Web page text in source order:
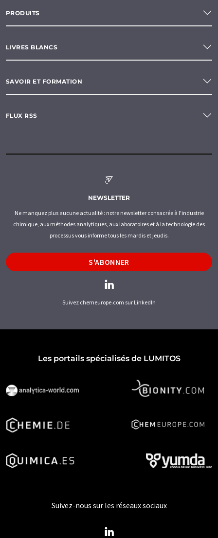
PRODUITS
LIVRES BLANCS
SAVOIR ET FORMATION
FLUX RSS
NEWSLETTER
Ne manquez plus aucune actualité : notre newsletter consacrée à l'industrie
chimique, aux méthodes analytiques, aux laboratoires et à la technologie des
processus vous informe tous les mardis et jeudis.
S'ABONNER
Suivez chemeurope.com sur LinkedIn
Les portails spécialisés de LUMITOS
Suivez-nous sur les réseaux sociaux